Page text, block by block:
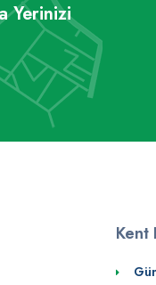
Yerinizi
Kent